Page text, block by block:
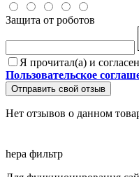
Защита от роботов
Я прочитал(а) и
Пользовательское
Отправить свой отзыв
Нет отзывов о данном
hepa фильтр